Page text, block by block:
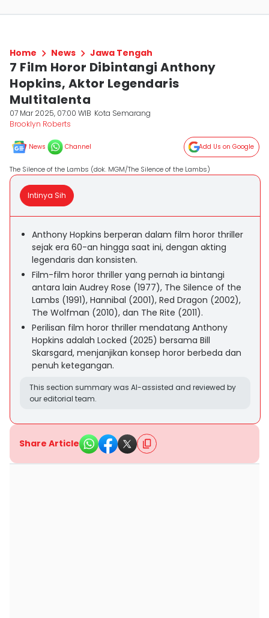
Home News Jawa Tengah
7 Film Horor Dibintangi Anthony
Hopkins, Aktor Legendaris
Multitalenta
07 Mar 2025, 07:00 WIB Kota Semarang
Brooklyn Roberts
News Channel Add Us on Google
The Silence of the Lambs (dok. MGM/The Silence of the Lambs)
Intinya Sih
Anthony Hopkins berperan dalam film horor thriller
sejak era 60-an hingga saat ini, dengan akting
legendaris dan konsisten.
Film-film horor thriller yang pernah ia bintangi
antara lain Audrey Rose (1977), The Silence of the
Lambs (1991), Hannibal (2001), Red Dragon (2002),
The Wolfman (2010), dan The Rite (2011).
Perilisan film horor thriller mendatang Anthony
Hopkins adalah Locked (2025) bersama Bill
Skarsgard, menjanjikan konsep horor berbeda dan
penuh ketegangan.
This section summary was AI-assisted and reviewed by
our editorial team.
Share Article